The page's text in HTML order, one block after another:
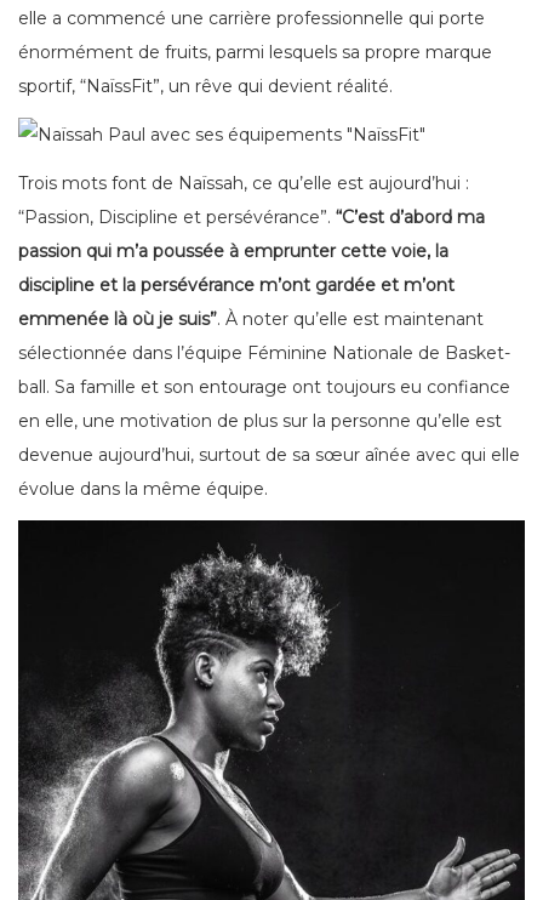
elle a commencé une carrière professionnelle qui porte
énormément de fruits, parmi lesquels sa propre marque
sportif, “NaïssFit”, un rêve qui devient réalité.
Trois mots font de Naïssah, ce qu’elle est aujourd’hui :
“Passion, Discipline et persévérance”. “C’est d’abord ma
passion qui m’a poussée à emprunter cette voie, la
discipline et la persévérance m’ont gardée et m’ont
emmenée là où je suis”. À noter qu’elle est maintenant
sélectionnée dans l’équipe Féminine Nationale de Basket-
ball. Sa famille et son entourage ont toujours eu confiance
en elle, une motivation de plus sur la personne qu’elle est
devenue aujourd’hui, surtout de sa sœur aînée avec qui elle
évolue dans la même équipe.